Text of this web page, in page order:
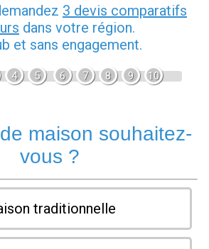
3 devis comparatifs
dans votre région.
et sans engagement.
4 5 6 7 8 9 10
maison souhaitez-
vous ?
traditionnelle